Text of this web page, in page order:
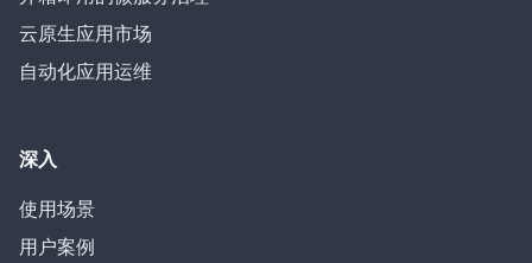
云原生应用市场
自动化应用运维
深入
使用场景
用户案例